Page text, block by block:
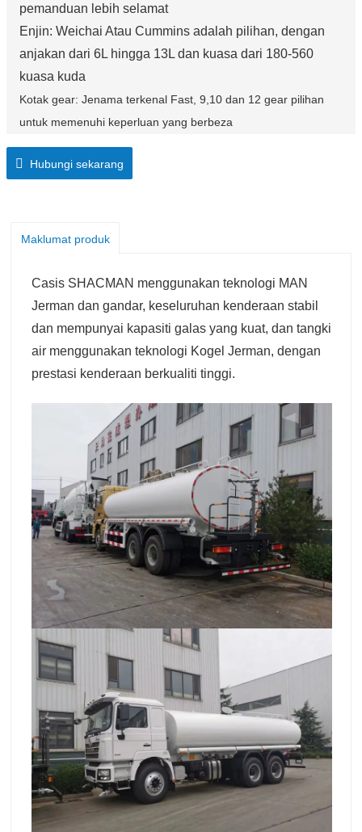
pemanduan lebih selamat
Enjin: Weichai Atau Cummins adalah pilihan, dengan
anjakan dari 6L hingga 13L dan kuasa dari 180-560
kuasa kuda
Kotak gear: Jenama terkenal Fast, 9,10 dan 12 gear pilihan
untuk memenuhi keperluan yang berbeza
Diperkenalkan pada tahun 2009, siri F3000 merupakan
salah satu produk terlaris. Boleh dipercayai, lasak dan
Hubungi sekarang
Maklumat produk
Casis SHACMAN menggunakan teknologi MAN
Jerman dan gandar, keseluruhan kenderaan stabil
dan mempunyai kapasiti galas yang kuat, dan tangki
air menggunakan teknologi Kogel Jerman, dengan
prestasi kenderaan berkualiti tinggi.